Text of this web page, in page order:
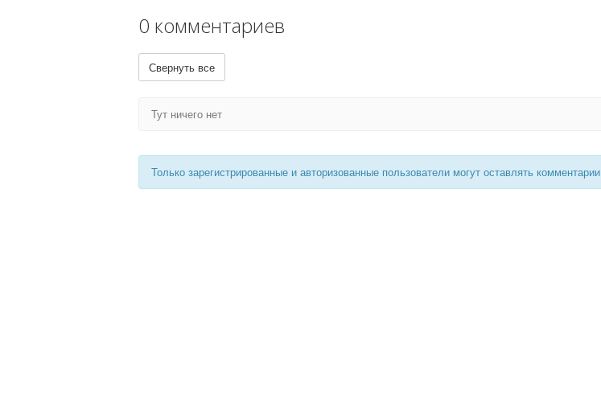
0 комментариев
Свернуть все
Тут ничего нет
Только зарегистрированные и авторизованные пользователи могут оставлять комментарии